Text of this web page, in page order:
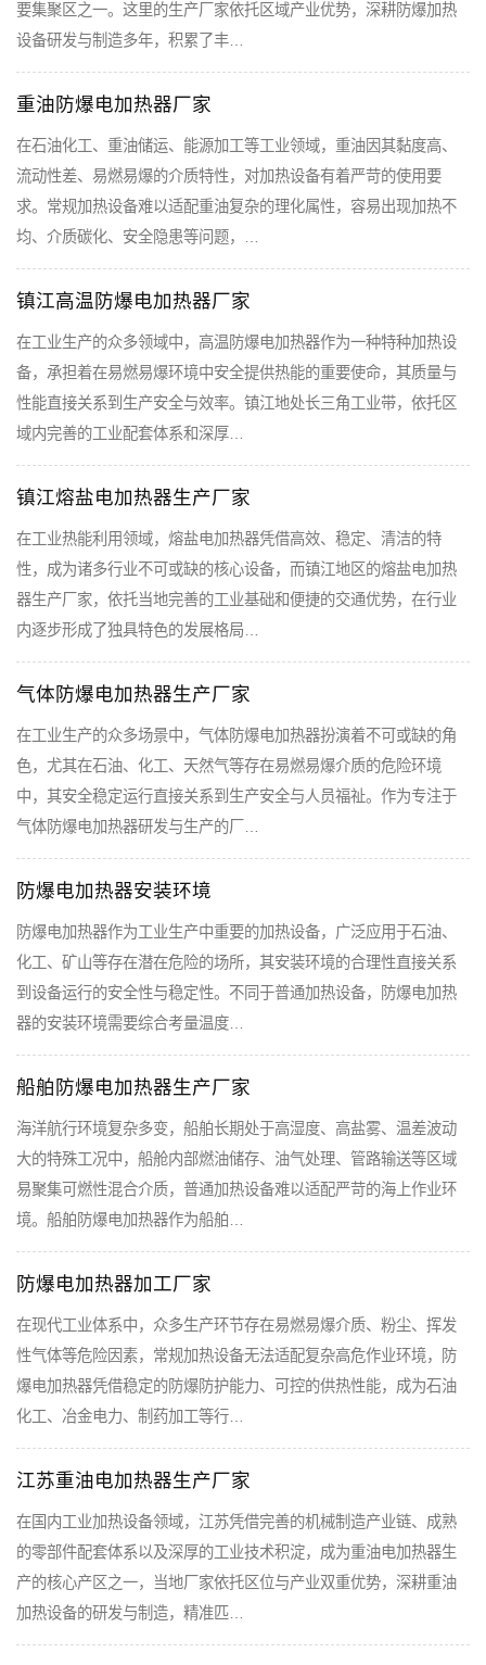
要集聚区之一。这里的生产厂家依托区域产业优势，深耕防爆加热
设备研发与制造多年，积累了丰…
重油防爆电加热器厂家
在石油化工、重油储运、能源加工等工业领域，重油因其黏度高、
流动性差、易燃易爆的介质特性，对加热设备有着严苛的使用要
求。常规加热设备难以适配重油复杂的理化属性，容易出现加热不
均、介质碳化、安全隐患等问题，…
镇江高温防爆电加热器厂家
在工业生产的众多领域中，高温防爆电加热器作为一种特种加热设
备，承担着在易燃易爆环境中安全提供热能的重要使命，其质量与
性能直接关系到生产安全与效率。镇江地处长三角工业带，依托区
域内完善的工业配套体系和深厚…
镇江熔盐电加热器生产厂家
在工业热能利用领域，熔盐电加热器凭借高效、稳定、清洁的特
性，成为诸多行业不可或缺的核心设备，而镇江地区的熔盐电加热
器生产厂家，依托当地完善的工业基础和便捷的交通优势，在行业
内逐步形成了独具特色的发展格局…
气体防爆电加热器生产厂家
在工业生产的众多场景中，气体防爆电加热器扮演着不可或缺的角
色，尤其在石油、化工、天然气等存在易燃易爆介质的危险环境
中，其安全稳定运行直接关系到生产安全与人员福祉。作为专注于
气体防爆电加热器研发与生产的厂…
防爆电加热器安装环境
防爆电加热器作为工业生产中重要的加热设备，广泛应用于石油、
化工、矿山等存在潜在危险的场所，其安装环境的合理性直接关系
到设备运行的安全性与稳定性。不同于普通加热设备，防爆电加热
器的安装环境需要综合考量温度…
船舶防爆电加热器生产厂家
海洋航行环境复杂多变，船舶长期处于高湿度、高盐雾、温差波动
大的特殊工况中，船舱内部燃油储存、油气处理、管路输送等区域
易聚集可燃性混合介质，普通加热设备难以适配严苛的海上作业环
境。船舶防爆电加热器作为船舶…
防爆电加热器加工厂家
在现代工业体系中，众多生产环节存在易燃易爆介质、粉尘、挥发
性气体等危险因素，常规加热设备无法适配复杂高危作业环境，防
爆电加热器凭借稳定的防爆防护能力、可控的供热性能，成为石油
化工、冶金电力、制药加工等行…
江苏重油电加热器生产厂家
在国内工业加热设备领域，江苏凭借完善的机械制造产业链、成熟
的零部件配套体系以及深厚的工业技术积淀，成为重油电加热器生
产的核心产区之一，当地厂家依托区位与产业双重优势，深耕重油
加热设备的研发与制造，精准匹…